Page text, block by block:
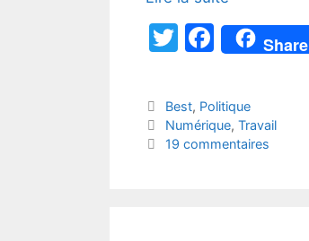
T
itt
er
F
a
c
e
b
Share
Catégories
Best, Politique
Étiquettes
Numérique, Travail
19 commentaires